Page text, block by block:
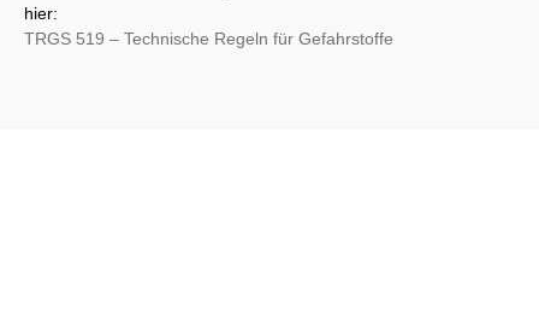
hier:
TRGS 519 – Technische Regeln für Gefahrstoffe